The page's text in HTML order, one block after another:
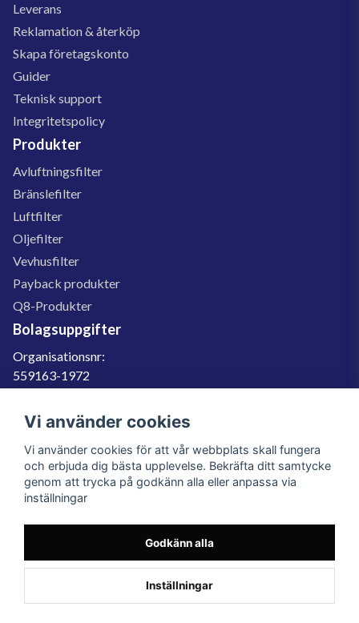
Leverans
Reklamation & återköp
Skapa företagskonto
Guider
Teknisk support
Integritetspolicy
Produkter
Avluftningsfilter
Bränslefilter
Luftfilter
Oljefilter
Vevhusfilter
Payback produkter
Q8-Produkter
Bolagsuppgifter
Organisationsnr:
559163-1972
SE559163197201
060-566 800
info@filter.se
559163-1972
© 2023 Filter.se, All rights reserved.
Vi använder cookies
Vi använder cookies för att vår webbplats skall fungera
och erbjuda dig bästa upplevelse. Bekräfta ditt samtycke
genom att trycka på godkänn alla eller anpassa via
inställningar
Godkänn alla
Inställningar